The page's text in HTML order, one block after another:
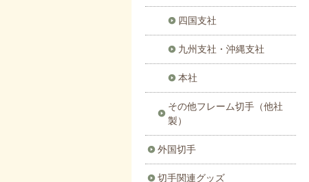
四国支社
九州支社・沖縄支社
本社
その他フレーム切手（他社
製）
外国切手
切手関連グッズ